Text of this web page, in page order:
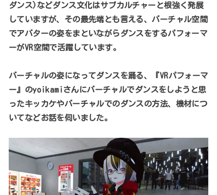
ダンス)などダンス文化はサブカルチャーと根強く発展
していますが、その最先端とも言える、バーチャル空間
でアバターの姿をまといながらダンスをするパフォーマ
ーがVR空間で活躍しています。
バーチャルの姿になってダンスを踊る、『VRパフォーマ
ー』のyoikamiさんにバーチャルでダンスをしようと思
ったキッカケやバーチャルでのダンスの方法、機材につ
いてなどお話を伺いました。